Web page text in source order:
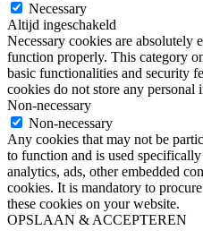
Necessary
Altijd ingeschakeld
Necessary cookies are absolutely
function properly. This category
basic functionalities and security
cookies do not store any personal
Non-necessary
Non-necessary
Any cookies that may not be
to function and is used
analytics, ads, other embedded
cookies. It is mandatory to
these cookies on your website.
OPSLAAN & ACCEPTEREN